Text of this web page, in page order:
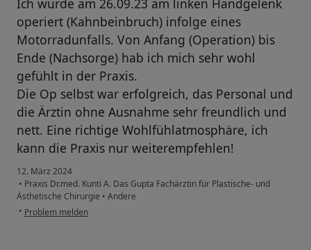
Ich wurde am 26.09.23 am linken Handgelenk
operiert (Kahnbeinbruch) infolge eines
Motorradunfalls. Von Anfang (Operation) bis
Ende (Nachsorge) hab ich mich sehr wohl
gefühlt in der Praxis.
Die Op selbst war erfolgreich, das Personal und
die Ärztin ohne Ausnahme sehr freundlich und
nett. Eine richtige Wohlfühlatmosphäre, ich
kann die Praxis nur weiterempfehlen!
12. März 2024
• Praxis Dr.med. Kunti A. Das Gupta Fachärztin für Plastische- und
Ästhetische Chirurgie • Andere
• Problem melden